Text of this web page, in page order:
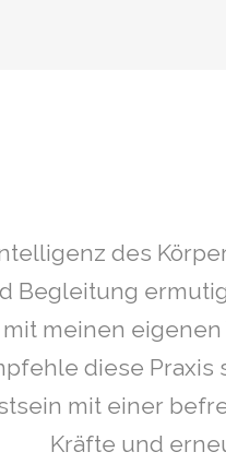
des
Begleitung
meinen
diese Praxis
mit einer
Kräfte und